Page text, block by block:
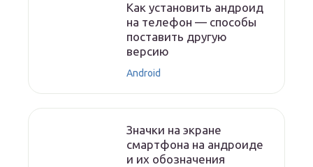
Как установить андроид
на телефон — способы
поставить другую
версию
Android
Значки на экране
смартфона на андроиде
и их обозначения